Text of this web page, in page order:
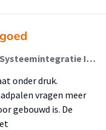
Boekelo, Marten; Cudjoe, Samuel (Systeemintegratie In De Energietransitie); Goorhuis, Dik; Hendriks, Eric; Hut, Peter; Jun, Lingkang; Lamain, Wiebo (Communication, Behaviour & Sustainable Society); Pul, Harold; van Rij, Eva (Communication, Behaviour & Sustainable Society); van Someren, Christian (Energietransitie En Netwerken); Zhan, Sen
onder druk.
vragen meer
gebouwd is. De